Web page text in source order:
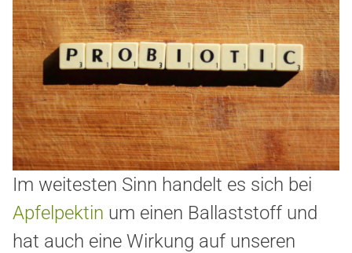
Im weitesten Sinn handelt es sich bei
Apfelpektin um einen Ballaststoff und
hat auch eine Wirkung auf unseren